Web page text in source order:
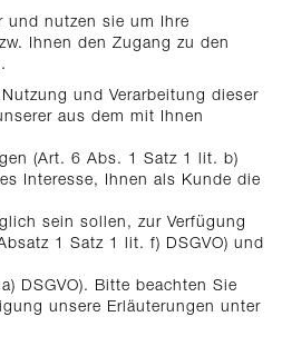
und nutzen sie um Ihre
Ihnen den Zugang zu den
und Verarbeitung dieser
aus dem mit Ihnen
(Art. 6 Abs. 1 Satz 1 lit. b)
Interesse, Ihnen als Kunde die
sein sollen, zur Verfügung
1 Satz 1 lit. f) DSGVO) und
DSGVO). Bitte beachten Sie
unsere Erläuterungen unter